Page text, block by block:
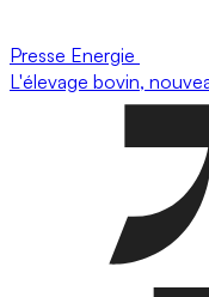
Presse Energie
L'élevage bovin,